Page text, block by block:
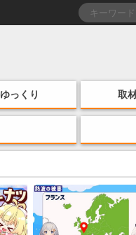
ゆっくり 取